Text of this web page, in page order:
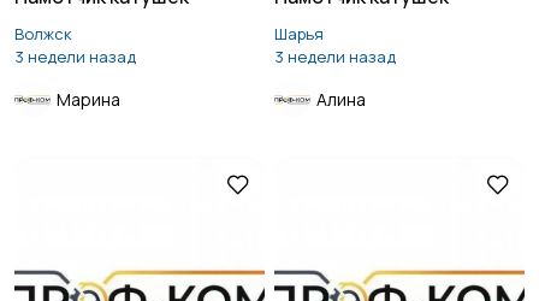
Волжск
3 недели назад
Марина
Шарья
3 недели назад
Алина